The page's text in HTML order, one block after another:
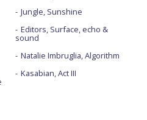
Jungle, Sunshine
Editors, Surface, echo &
sound
Natalie Imbruglia, Algorithm
Kasabian, Act III